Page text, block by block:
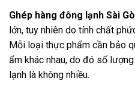
Ghép hàng đông lạnh Sài
lớn, tuy nhiên do tính chất
Mỗi loại thực phẩm cần bảo
ẩm khác nhau, do đó số
lạnh là không nhiều.